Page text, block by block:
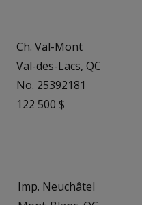
Ch. Val-Mont
Val-des-Lacs, QC
No. 25392181
122 500 $
Imp. Neuchâtel